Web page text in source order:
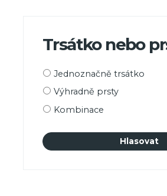
Trsátko nebo
Možnosti
Jednoznačně trsátko
Výhradně prsty
Kombinace